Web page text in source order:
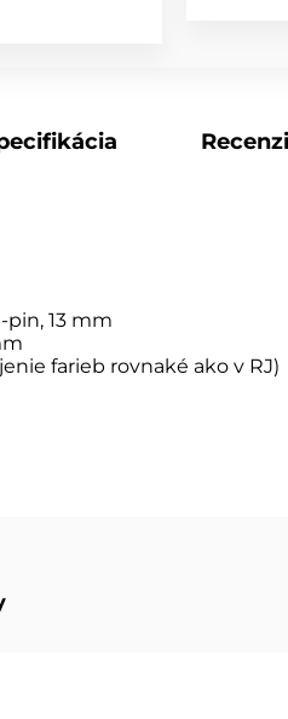
13 mm
farieb rovnaké ako v RJ)